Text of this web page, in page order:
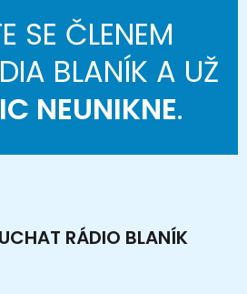
SE ČLENEM
BLANÍK A UŽ
NEUNIKNE.
RÁDIO BLANÍK